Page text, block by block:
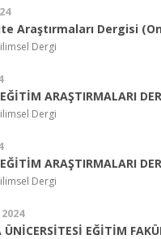
Araştırmaları Dergisi
Dergi
ARAŞTIRMALARI
Dergi
ARAŞTIRMALARI
Dergi
ÜNİCERSİTESİ EĞİTİM